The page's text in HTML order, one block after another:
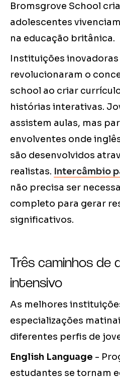
Bromsgrove School
adolescentes
na educação britânica.
Instituições inovadoras
revolucionaram o
school ao criar
histórias interativas.
assistem aulas, mas
envolventes onde
são desenvolvidos
realistas. Intercâmbio
não precisa ser
completo para gerar
significativos.
Três caminhos de
intensivo
As melhores
especializações
diferentes perfis de
English Language -
estudantes se tornam